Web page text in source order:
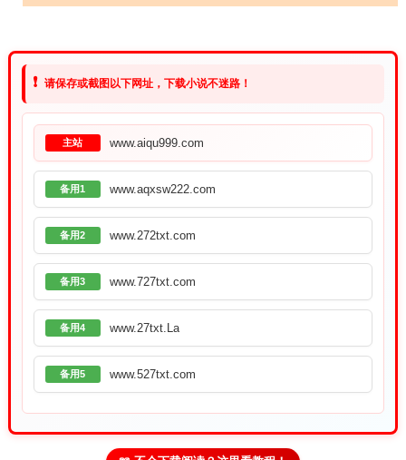
❗ 请保存或截图以下网址，下载小说不迷路！
主站 www.aiqu999.com
备用1 www.aqxsw222.com
备用2 www.272txt.com
备用3 www.727txt.com
备用4 www.27txt.La
备用5 www.527txt.com